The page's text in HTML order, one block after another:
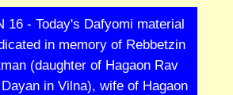
16 - Today's Dafyomi material
in memory of Rebbetzin
(daughter of Hagaon Rav
in Vilna), wife of Hagaon